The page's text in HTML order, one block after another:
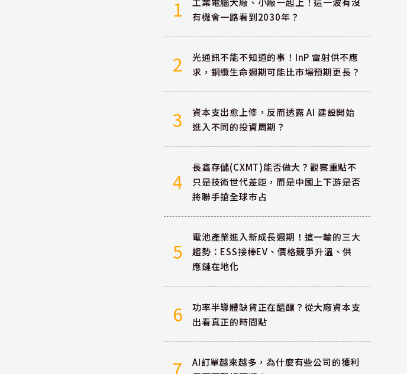
1
有機會一路看到2030年？
2
光通訊不能不知道的事！InP 雷射供不應
求，銅纜生命週期可能比市場預期更長？
3
資本支出愈上修，反而透露 AI 建設開始
進入不同的投資周期？
4
長鑫存儲(CXMT)能否做大？觀察重點不
只是技術世代差距，而是中國上下游是否
將聯手搶全球市占
5
電池產業進入新成長週期！這一輪的三大
趨勢：ESS接棒EV、價格競爭升溫、供
應鏈在地化
6
功率半導體缺貨正在醞釀？從大廠資本支
出看真正的時間點
AI訂單越來越多，為什麼有些公司的獲利